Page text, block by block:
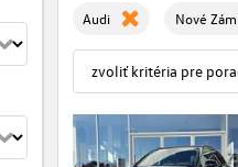
Audi Nové